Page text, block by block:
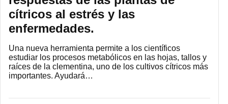
cítricos al estrés y las
enfermedades.
Una nueva herramienta permite a los científicos
estudiar los procesos metabólicos en las hojas, tallos y
raíces de la clementina, uno de los cultivos cítricos más
importantes. Ayudará…